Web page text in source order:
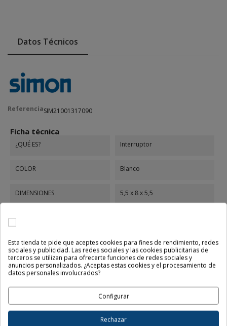
Datos Técnicos
ReferenciaSIM21001317090
Ficha técnica
¿QUÉ ES? Interruptor
COLOR Blanco
DIMENSIONES 5,5 x 8 x 5,5
ALIMENTACIÓN
Embornamiento Tornillo
Referencias específicas
MPN 21001317-090
Esta tienda te pide que aceptes cookies para fines de rendimiento, redes
sociales y publicidad. Las redes sociales y las cookies publicitarias de
terceros se utilizan para ofrecerte funciones de redes sociales y
anuncios personalizados. ¿Aceptas estas cookies y el procesamiento de
datos personales involucrados?
Configurar
Rechazar